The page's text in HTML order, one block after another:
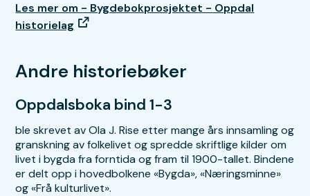
Les mer om - Bygdebokprosjektet - Oppdal
historielag
Andre historiebøker
Oppdalsboka bind 1-3
ble skrevet av Ola J. Rise etter mange års innsamling og
granskning av folkelivet og spredde skriftlige kilder om
livet i bygda fra forntida og fram til 1900-tallet. Bindene
er delt opp i hovedbolkene «Bygda», «Næringsminne»
og «Frå kulturlivet».